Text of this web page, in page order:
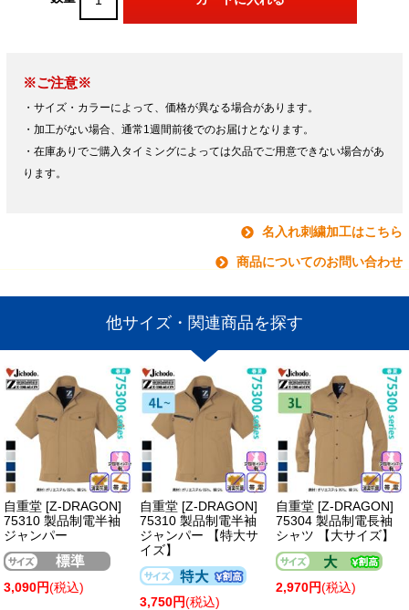
※ご注意※
・サイズ・カラーによって、価格が異なる場合があります。
・加工がない場合、通常1週間前後でのお届けとなります。
・在庫ありでご購入タイミングによっては欠品でご用意できない場合があ
ります。
名入れ刺繍加工はこちら
商品についてのお問い合わせ
他サイズ・関連商品を探す
自重堂 [Z-DRAGON]
75310 製品制電半袖
ジャンパー
3,090円(税込)
自重堂 [Z-DRAGON]
75310 製品制電半袖
ジャンパー 【特大サ
イズ】
3,750円(税込)
自重堂 [Z-DRAGON]
75304 製品制電長袖
シャツ 【大サイズ】
2,970円(税込)